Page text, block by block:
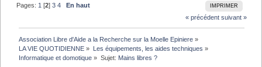
IMPRIMER
Pages: 1 [2]3 4
En haut
« précédent suivant »
Association Libre d'Aide a la Recherche sur la Moelle Epiniere »
LA VIE QUOTIDIENNE » Les équipements, les aides techniques »
Informatique et domotique » Sujet: Mains libres ?